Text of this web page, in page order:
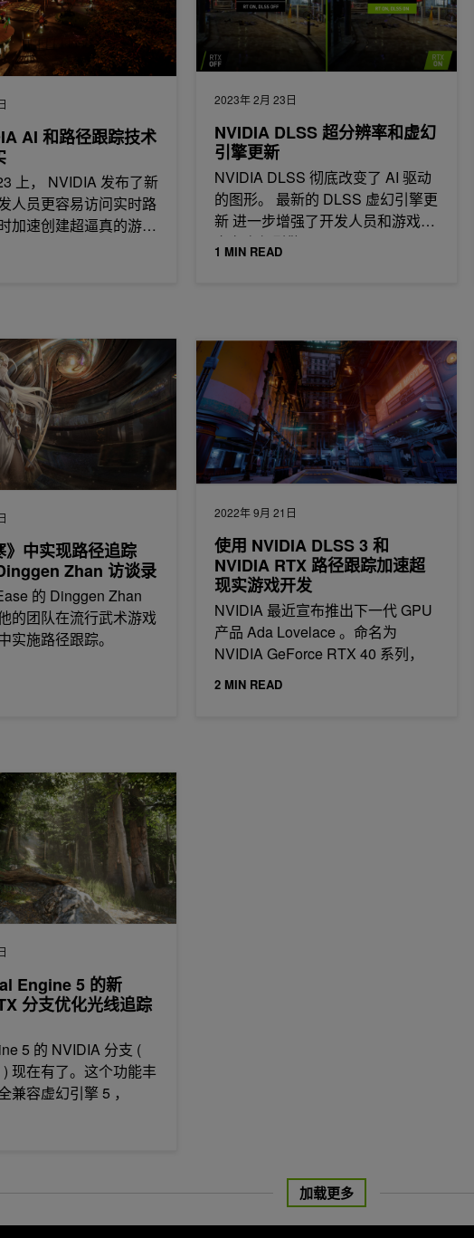
AI 和路径跟踪技术
上， NVIDIA 发布了新
人员更容易访问实时路
加速创建超逼真的游戏
。
2023年 2月 23日
NVIDIA DLSS 超分辨率和虚幻
引擎更新
NVIDIA DLSS 彻底改变了 AI 驱动
的图形。 最新的 DLSS 虚幻引擎更
新 进一步增强了开发人员和游戏玩
家在虚幻引擎 4.27…
1 MIN READ
》中实现路径追踪
Zhan 访谈录
的 Dinggen Zhan
的团队在流行武术游戏
实施路径跟踪。
实现路径追踪——网易 Dinggen Zhan 访谈录
2022年 9月 21日
使用 NVIDIA DLSS 3 和
NVIDIA RTX 路径跟踪加速超
现实游戏开发
NVIDIA 最近宣布推出下一代 GPU
产品 Ada Lovelace 。命名为
NVIDIA GeForce RTX 40 系列，
2 MIN READ
使用 NVIDIA DLSS 3 和 NVIDIA RTX 路径跟
Engine 5 的新
分支优化光线追踪
5 的 NVIDIA 分支 (
现在有了。这个功能丰
兼容虚幻引擎 5 ，
5 的新 NVIDIA RTX 分支优化光线追踪图形
加载更多